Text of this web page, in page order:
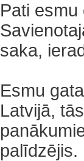
Pati
saka,
Esmu
Latvijā,
palīdzējis.